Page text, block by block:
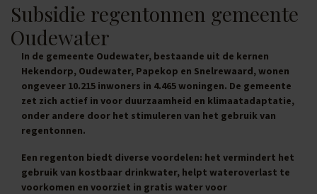
Subsidie regentonnen gemeente
Oudewater
In de gemeente Oudewater, bestaande uit de kernen
Hekendorp, Oudewater, Papekop en Snelrewaard, wonen
ongeveer 10.215 inwoners in 4.465 woningen. De gemeente
zet zich actief in voor duurzaamheid en klimaatadaptatie,
onder andere door het stimuleren van het gebruik van
regentonnen.
Een regenton biedt diverse voordelen: het vermindert het
gebruik van kostbaar drinkwater, helpt wateroverlast te
voorkomen en voorziet in gratis water voor